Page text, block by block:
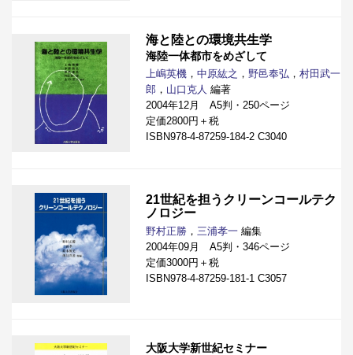
海と陸との環境共生学
海陸一体都市をめざして
上嶋英機 ， 中原紘之 ， 野邑奉弘 ， 村田武一
郎 ， 山口克人 編著
2004年12月 A5判・250ページ
定価2800円＋税
ISBN978-4-87259-184-2 C3040
21世紀を担うクリーンコールテク
ノロジー
野村正勝 ， 三浦孝一 編集
2004年09月 A5判・346ページ
定価3000円＋税
ISBN978-4-87259-181-1 C3057
大阪大学新世紀セミナー